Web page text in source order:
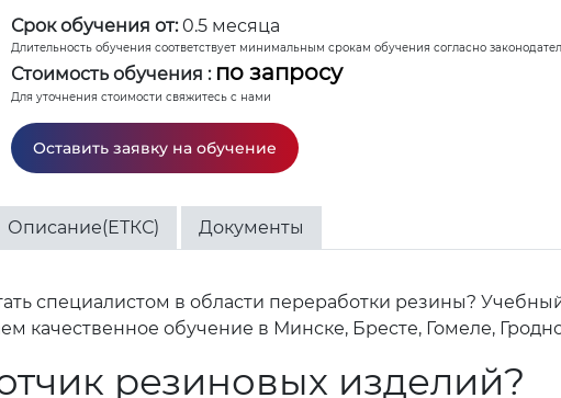
Срок обучения от: 0.5 месяца
Длительность обучения соответствует минимальным срокам обучения согласно
Стоимость обучения : по запросу
Для уточнения стоимости свяжитесь с нами
Оставить заявку на обучение
Описание(ЕТКС) Документы
специалистом в области переработки резины?
качественное обучение в Минске, Бресте, Гомеле,
резиновых изделий?